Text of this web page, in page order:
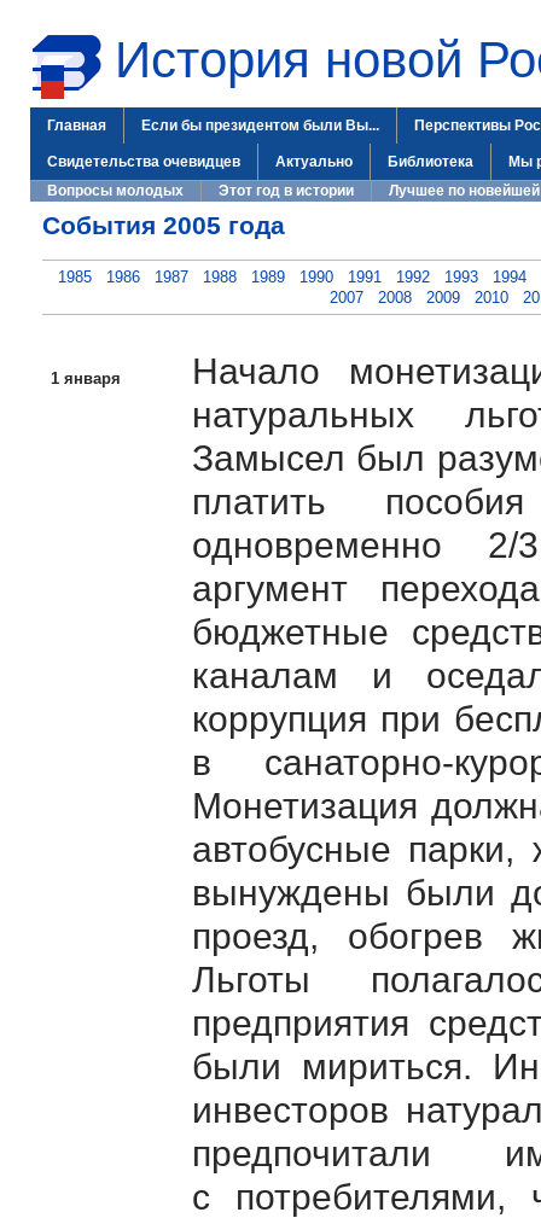
История новой
Главная Если бы президентом были Вы... Перспективы
Свидетельства очевидцев Актуально Библиотека
Мы
Вопросы молодых
Этот год в истории Лучшее по новейшей
События 2005 года
1985 1986 1987 1988 1989 1990 1991 1992 1993
1994
2007
2008 2009 2010
1 января
Начало
натуральных
Замысел был
платить
одновременно
аргумент
бюджетные
каналам и
коррупция при
в санаторно-
Монетизация
автобусные
вынуждены были
проезд, обогрев
Льготы
предприятия
были мириться.
инвесторов
предпочитали
с потребителями,